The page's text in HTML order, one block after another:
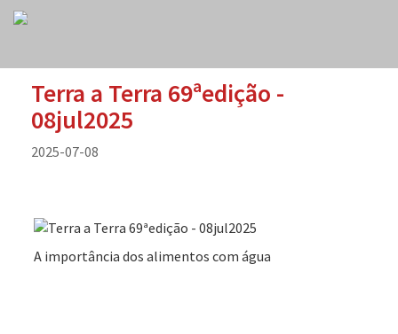
Terra a Terra 69ªedição -
08jul2025
2025-07-08
A importância dos alimentos com água